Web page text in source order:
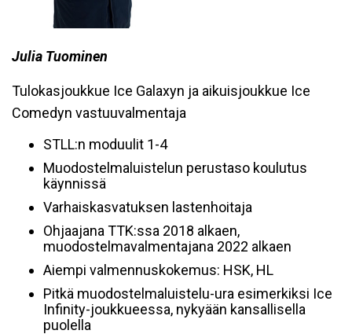
Julia Tuominen
Tulokasjoukkue Ice Galaxyn ja aikuisjoukkue Ice
Comedyn vastuuvalmentaja
STLL:n moduulit 1-4
Muodostelmaluistelun perustaso koulutus
käynnissä
Varhaiskasvatuksen lastenhoitaja
Ohjaajana TTK:ssa 2018 alkaen,
muodostelmavalmentajana 2022 alkaen
Aiempi valmennuskokemus: HSK, HL
Pitkä muodostelmaluistelu-ura esimerkiksi Ice
Infinity-joukkueessa, nykyään kansallisella
puolella